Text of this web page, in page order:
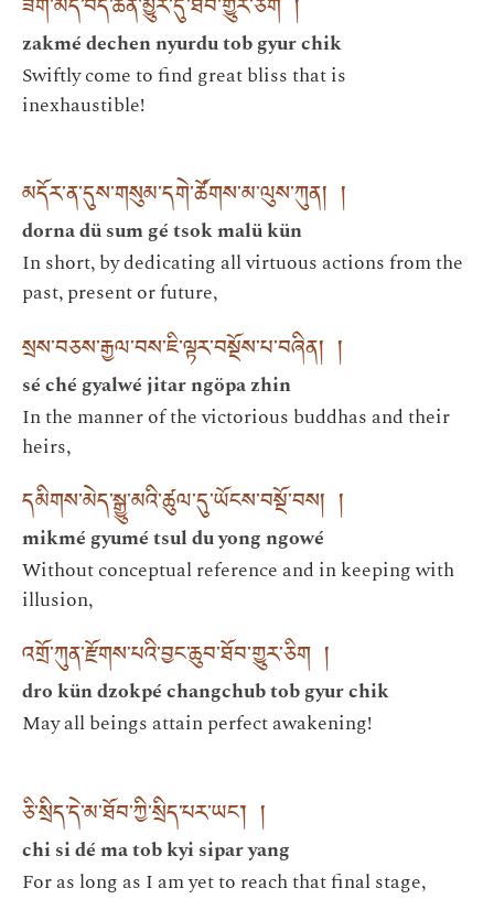
ཟག་མེད་བདེ་ཆེན་མྱུར་དུ་ཐོབ་གྱུར་ཅིག །
zakmé dechen nyurdu tob gyur chik
Swiftly come to find great bliss that is
inexhaustible!
མདོར་ན་དུས་གསུམ་དགེ་ཚོགས་མ་ལུས་ཀུན། །
dorna dü sum gé tsok malü kün
In short, by dedicating all virtuous actions from the
past, present or future,
སྲས་བཅས་རྒྱལ་བས་ཇི་ལྟར་བསྔོས་པ་བཞིན། །
sé ché gyalwé jitar ngöpa zhin
In the manner of the victorious buddhas and their
heirs,
དམིགས་མེད་སྒྱུ་མའི་ཚུལ་དུ་ཡོངས་བསྔོ་བས། །
mikmé gyumé tsul du yong ngowé
Without conceptual reference and in keeping with
illusion,
འགྲོ་ཀུན་རྫོགས་པའི་བྱང་ཆུབ་ཐོབ་གྱུར་ཅིག །
dro kün dzokpé changchub tob gyur chik
May all beings attain perfect awakening!
ཅི་སྲིད་དེ་མ་ཐོབ་ཀྱི་སྲིད་པར་ཡང་། །
chi si dé ma tob kyi sipar yang
For as long as I am yet to reach that final stage,